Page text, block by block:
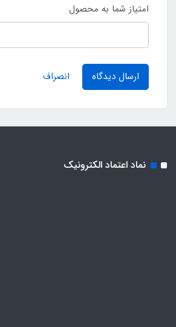
امتیاز شما به محصول
ارسال دیدگاه انصراف
نماد اعتماد الکترونیک